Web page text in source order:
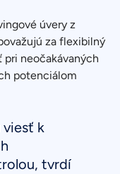
úvery z
za flexibilný
neočakávaných
potenciálom
viesť k
tvrdí